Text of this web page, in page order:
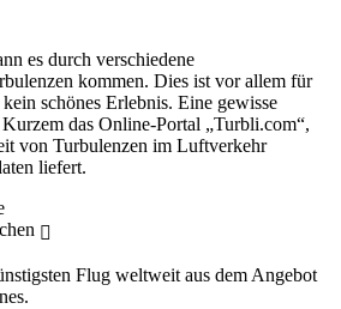
es durch verschiedene
kommen. Dies ist vor allem für
schönes Erlebnis. Eine gewisse
das Online-Portal „Turbli.com“,
von Turbulenzen im Luftverkehr
liefert.
Flug weltweit aus dem Angebot